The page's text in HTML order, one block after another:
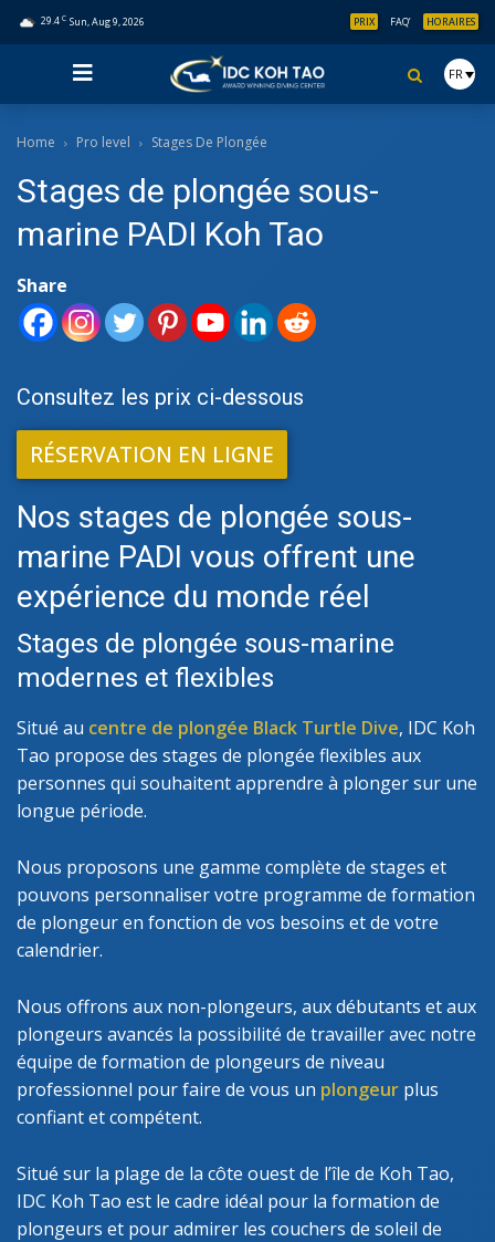
29.4 C Sun, Aug 9, 2026 PRIX FAQ’ HORAIRES
FR
Home Pro level Stages De Plongée
Stages de plongée sous-
marine PADI Koh Tao
Share
Consultez les prix ci-dessous
RÉSERVATION EN LIGNE
Nos stages de plongée sous-
marine PADI vous offrent une
expérience du monde réel
Stages de plongée sous-marine
modernes et flexibles
Situé au centre de plongée Black Turtle Dive, IDC Koh
Tao propose des stages de plongée flexibles aux
personnes qui souhaitent apprendre à plonger sur une
longue période.
Nous proposons une gamme complète de stages et
pouvons personnaliser votre programme de formation
de plongeur en fonction de vos besoins et de votre
calendrier.
Nous offrons aux non-plongeurs, aux débutants et aux
plongeurs avancés la possibilité de travailler avec notre
équipe de formation de plongeurs de niveau
professionnel pour faire de vous un plongeur plus
confiant et compétent.
Situé sur la plage de la côte ouest de l’île de Koh Tao,
IDC Koh Tao est le cadre idéal pour la formation de
plongeurs et pour admirer les couchers de soleil de